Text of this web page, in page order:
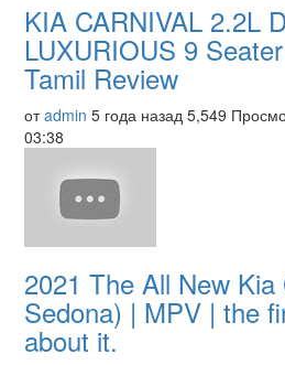
KIA CARNIVAL 2.2L
LUXURIOUS 9
Tamil Review
отadmin 5 года назад 5,549
03:38
2021 The All New Kia
Sedona) | MPV | the
about it.